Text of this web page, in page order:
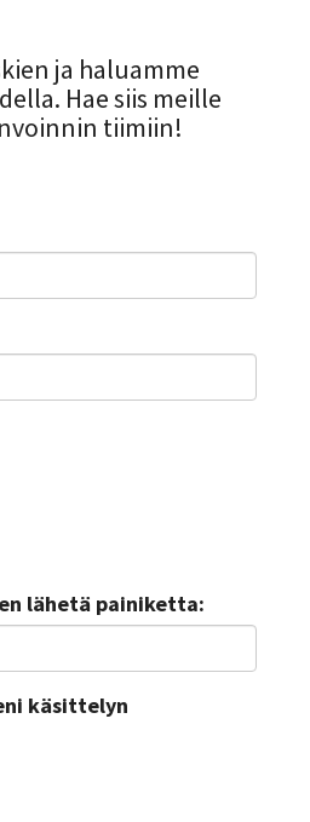
ja haluamme
Hae siis meille
tiimiin!
lähetä painiketta:
käsittelyn